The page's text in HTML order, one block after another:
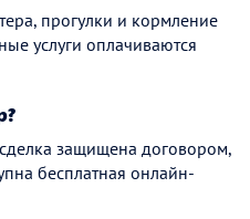
прогулки и кормление
услуги оплачиваются
защищена договором,
бесплатная онлайн-